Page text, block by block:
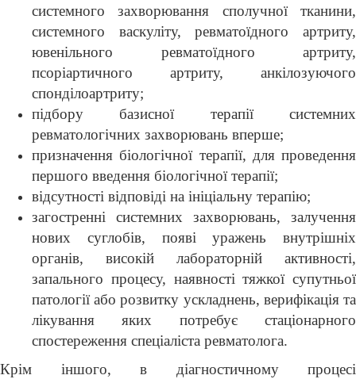
системного захворювання сполучної тканини,
системного васкуліту, ревматоїдного артриту,
ювенільного ревматоїдного артриту,
псоріартичного артриту, анкілозуючого
спонділоартриту;
підбору базисної терапії системних
ревматологічних захворювань вперше;
призначення біологічної терапії, для проведення
першого введення біологічної терапії;
відсутності відповіді на ініціальну терапію;
загостренні системних захворювань, залучення
нових суглобів, появі уражень внутрішніх
органів, високій лабораторній активності,
запального процесу, наявності тяжкої супутньої
патології або розвитку ускладнень, верифікація та
лікування яких потребує стаціонарного
спостереження спеціаліста ревматолога.
Крім іншого, в діагностичному процесі